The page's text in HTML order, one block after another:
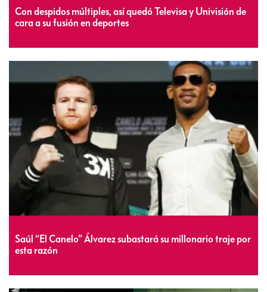
Con despidos múltiples, así quedó Televisa y Univisión de
cara a su fusión en deportes
Saúl “El Canelo” Álvarez subastará su millonario traje por
esta razón